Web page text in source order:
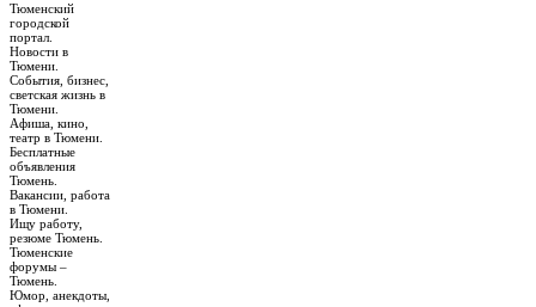
Тюменский
городской
портал.
Новости в
Тюмени.
События, бизнес,
светская жизнь в
Тюмени.
Афиша, кино,
театр в Тюмени.
Бесплатные
объявления
Тюмень.
Вакансии, работа
в Тюмени.
Ищу работу,
резюме Тюмень.
Тюменские
форумы –
Тюмень.
Юмор, анекдоты,